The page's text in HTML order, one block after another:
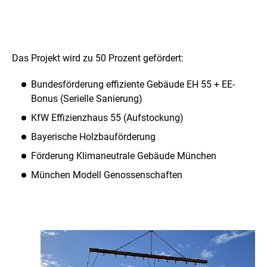
Das Projekt wird zu 50 Prozent gefördert:
Bundesförderung effiziente Gebäude EH 55 + EE-
Bonus (Serielle Sanierung)
KfW Effizienzhaus 55 (Aufstockung)
Bayerische Holzbauförderung
Förderung Klimaneutrale Gebäude München
München Modell Genossenschaften